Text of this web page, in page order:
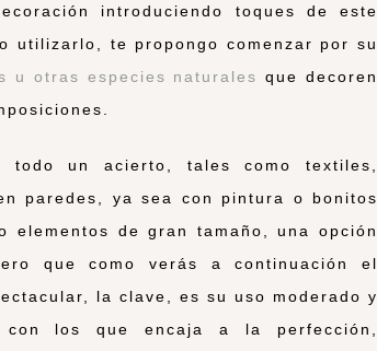
introduciendo toques de este
utilizarlo, te propongo comenzar por su
u otras especies naturalesque decoren
todo un acierto, tales como textiles,
paredes, ya sea con pintura o bonitos
de gran tamaño, una opción
que como verás a continuación el
la clave, es su uso moderado y
los que encaja a la perfección,